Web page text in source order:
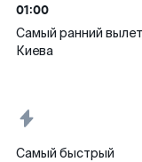
01:00
Самый ранний
Киева
Самый быстрый